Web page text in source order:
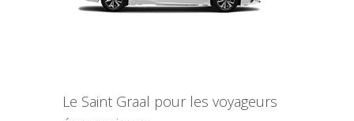
Le Saint Graal pour les voyageurs